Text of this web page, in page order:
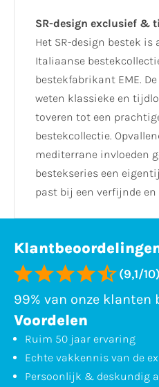
SR-design exclusief &
Het SR-design bestek
Italiaanse
bestekfabrikant EME.
weten klassieke en
toveren tot een
bestekcollectie.
mediterrane invloeden
bestekseries een
past bij een verfijnde
(9,1/10)
99% van onze klanten
Voordelen
Ruim 50 jaar ervaring
Echte vakkennis van de
Persoonlijk & deskundig